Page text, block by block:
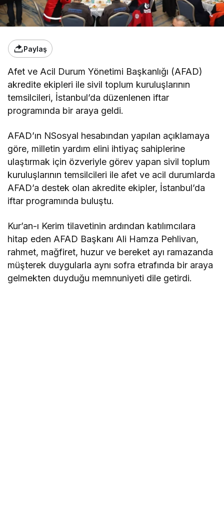
Paylaş
Afet ve Acil Durum Yönetimi Başkanlığı (AFAD)
akredite ekipleri ile sivil toplum kuruluşlarının
temsilcileri, İstanbul’da düzenlenen iftar
programında bir araya geldi.
AFAD’ın NSosyal hesabından yapılan açıklamaya
göre, milletin yardım elini ihtiyaç sahiplerine
ulaştırmak için özveriyle görev yapan sivil toplum
kuruluşlarının temsilcileri ile afet ve acil durumlarda
AFAD’a destek olan akredite ekipler, İstanbul’da
iftar programında buluştu.
Kur’an-ı Kerim tilavetinin ardından katılımcılara
hitap eden AFAD Başkanı Ali Hamza Pehlivan,
rahmet, mağfiret, huzur ve bereket ayı ramazanda
müşterek duygularla aynı sofra etrafında bir araya
gelmekten duyduğu memnuniyeti dile getirdi.